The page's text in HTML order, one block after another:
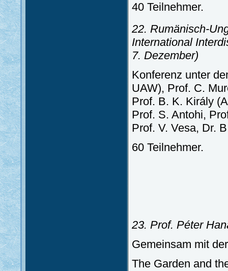
40 Teilnehmer.
22. Rumänisch-
International
7. Dezember)
Konferenz unter
UAW), Prof. C.
Prof. B. K. Király
Prof. S. Antohi,
Prof. V. Vesa, Dr.
60 Teilnehmer.
23. Prof. Péter
Gemeinsam mit
The Garden and